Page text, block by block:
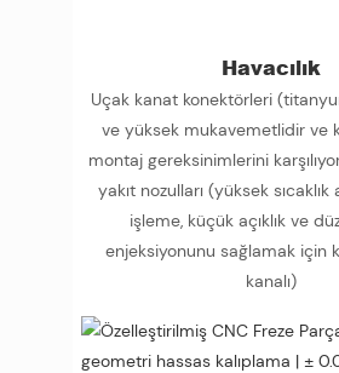
Havacılık
Uçak kanat konektörleri
ve yüksek mukavemetlidir ve
montaj gereksinimlerini
yakıt nozulları (yüksek sıcaklık
işleme, küçük açıklık ve
enjeksiyonunu sağlamak için
kanalı)